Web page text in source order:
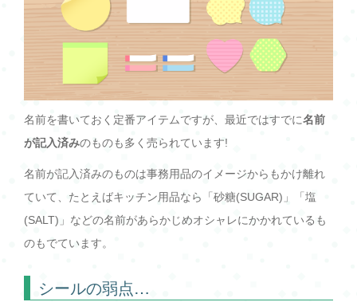
名前を書いておく定番アイテムですが、最近ではすでに名前
が記入済みのものも多く売られています!
名前が記入済みのものは事務用品のイメージからもかけ離れ
ていて、たとえばキッチン用品なら「砂糖(SUGAR)」「塩
(SALT)」などの名前があらかじめオシャレにかかれているも
のもでています。
シールの弱点…